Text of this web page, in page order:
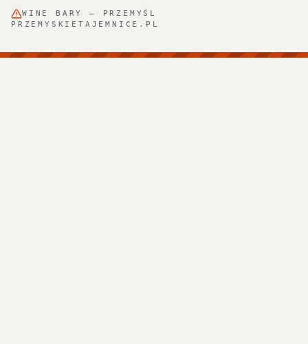
WINE BARY —
PRZEMYŚL
PRZEMYSKIETAJEMNICE.PL